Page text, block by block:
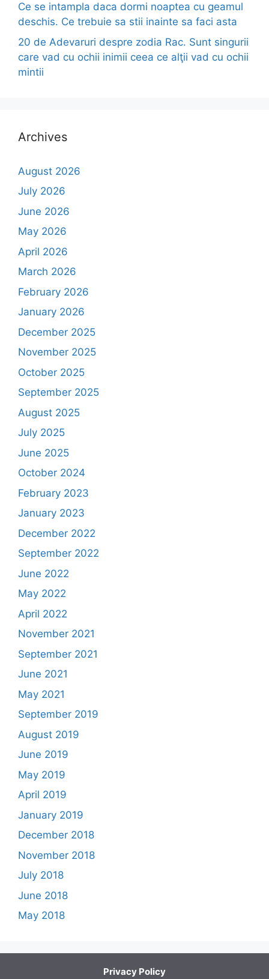
Ce se intampla daca dormi noaptea cu geamul
deschis. Ce trebuie sa stii inainte sa faci asta
20 de Adevaruri despre zodia Rac. Sunt singurii
care vad cu ochii inimii ceea ce alţii vad cu ochii
mintii
Archives
August 2026
July 2026
June 2026
May 2026
April 2026
March 2026
February 2026
January 2026
December 2025
November 2025
October 2025
September 2025
August 2025
July 2025
June 2025
October 2024
February 2023
January 2023
December 2022
September 2022
June 2022
May 2022
April 2022
November 2021
September 2021
June 2021
May 2021
September 2019
August 2019
June 2019
May 2019
April 2019
January 2019
December 2018
November 2018
July 2018
June 2018
May 2018
Privacy Policy